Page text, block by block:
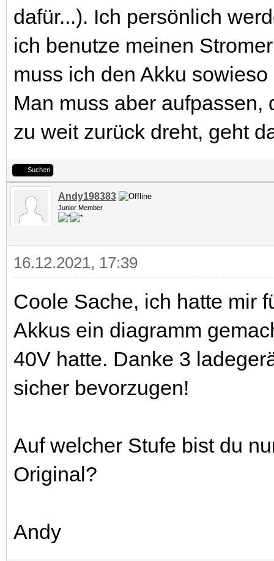
dafür...). Ich persönlich
ich benutze meinen
muss ich den Akku
Man muss aber
zu weit zurück dreht, geht
Suchen
Andy198383
Junior Member
16.12.2021, 17:39
Coole Sache, ich hatte mir
Akkus ein diagramm
40V hatte. Danke 3
sicher bevorzugen!
Auf welcher Stufe bist du
Original?
Andy